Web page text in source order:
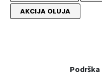
AKCIJA OLUJA
Podrška